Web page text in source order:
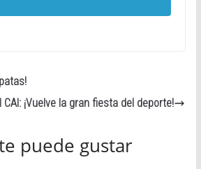
CAI: ¡Vuelve la gran fiesta del deporte!
puede gustar